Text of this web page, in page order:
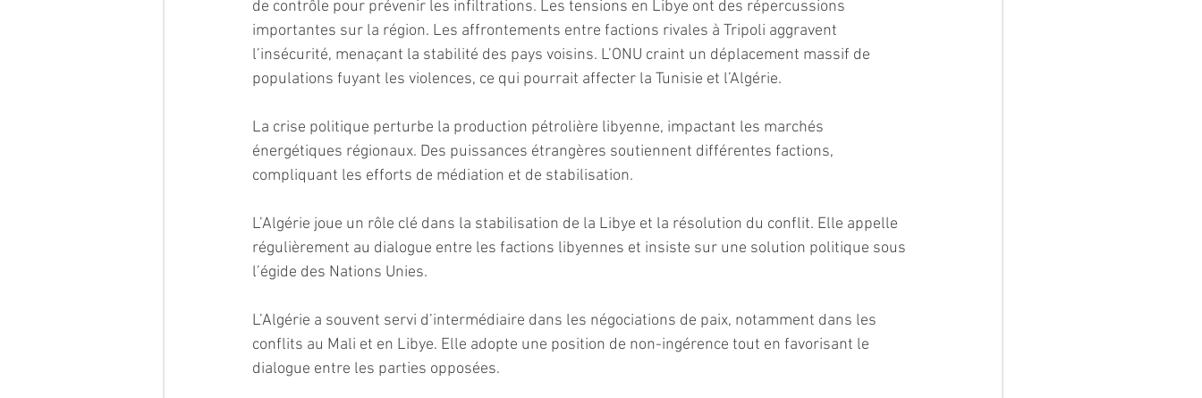
de contrôle pour prévenir les infiltrations. Les tensions en Libye ont des répercussions
importantes sur la région. Les affrontements entre factions rivales à Tripoli aggravent
l’insécurité, menaçant la stabilité des pays voisins. L’ONU craint un déplacement massif de
populations fuyant les violences, ce qui pourrait affecter la Tunisie et l’Algérie.
La crise politique perturbe la production pétrolière libyenne, impactant les marchés
énergétiques régionaux. Des puissances étrangères soutiennent différentes factions,
compliquant les efforts de médiation et de stabilisation.
L’Algérie joue un rôle clé dans la stabilisation de la Libye et la résolution du conflit. Elle appelle
régulièrement au dialogue entre les factions libyennes et insiste sur une solution politique sous
l’égide des Nations Unies.
L’Algérie a souvent servi d’intermédiaire dans les négociations de paix, notamment dans les
conflits au Mali et en Libye. Elle adopte une position de non-ingérence tout en favorisant le
dialogue entre les parties opposées.